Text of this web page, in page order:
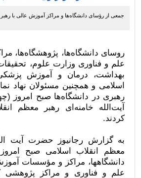
جمعی از رؤسای دانشگاه‌ها و مراکز آموزش عالی با رهبر
روسای دانشگاه‌ها، پژوهشگاه‌ها،
علم و فناوری وزارت علوم،
بهداشت، درمان و آموزش
اسلامی و همچنین مسئولان نهاد
رهبری در دانشگاه‌ها صبح امروز
آیت‌الله خامنه‌ای رهبر معظم
کردند.
به گزارش رجانیوز حضرت آیت
معظم انقلاب اسلامی صبح
دانشگاهها، مراکز و مؤسسات
علم و فناوری و مراکز